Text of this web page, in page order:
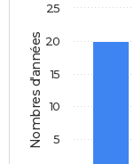
Nombres d'années 5
10
15
20
25